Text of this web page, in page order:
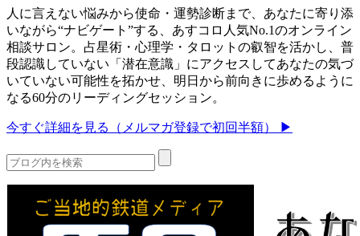
人に言えない悩みから使命・運勢診断まで、あなたに寄り添
いながら“ナビゲート”する、あすコロ人気No.1のオンライン
相談サロン。占星術・心理学・タロットの叡智を活かし、普
段認識していない「潜在意識」にアクセスしてあなたの気づ
いていない可能性を拓かせ、明日から前向きに歩めるように
なる60分のリーディングセッション。
今すぐ詳細を見る（メルマガ登録で初回半額） ▶